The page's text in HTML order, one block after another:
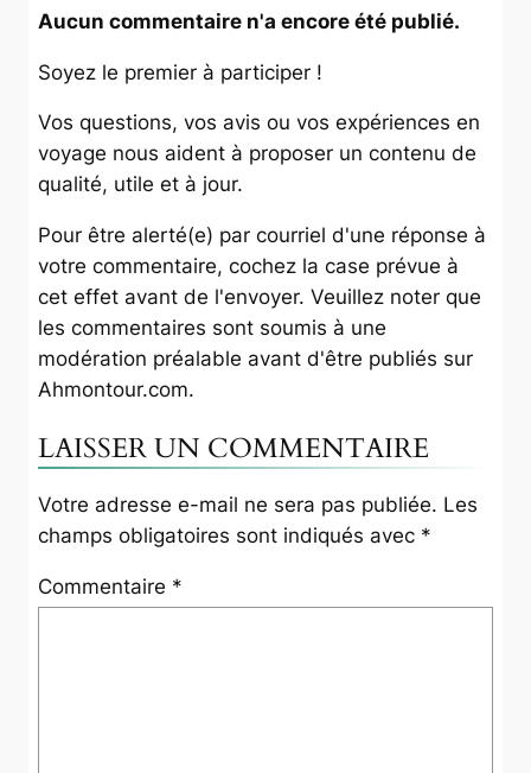
Aucun commentaire n'a encore été publié.
Soyez le premier à participer !
Vos questions, vos avis ou vos expériences en
voyage nous aident à proposer un contenu de
qualité, utile et à jour.
Pour être alerté(e) par courriel d'une réponse à
votre commentaire, cochez la case prévue à
cet effet avant de l'envoyer. Veuillez noter que
les commentaires sont soumis à une
modération préalable avant d'être publiés sur
Ahmontour.com.
LAISSER UN COMMENTAIRE
Votre adresse e-mail ne sera pas publiée. Les
champs obligatoires sont indiqués avec *
Commentaire *